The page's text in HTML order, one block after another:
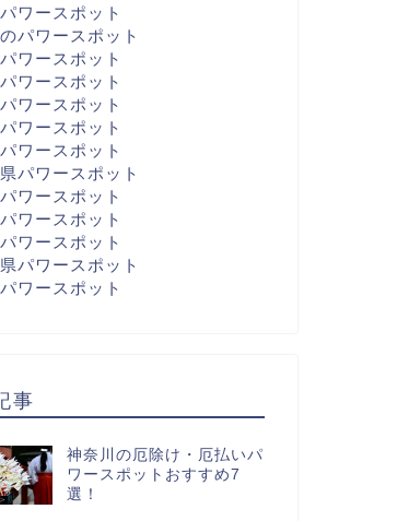
ワースポット
パワースポット
ワースポット
ワースポット
ワースポット
ワースポット
ワースポット
パワースポット
ワースポット
ワースポット
ワースポット
パワースポット
ワースポット
事
神奈川の厄除け・厄払いパ
ワースポットおすすめ7
選！